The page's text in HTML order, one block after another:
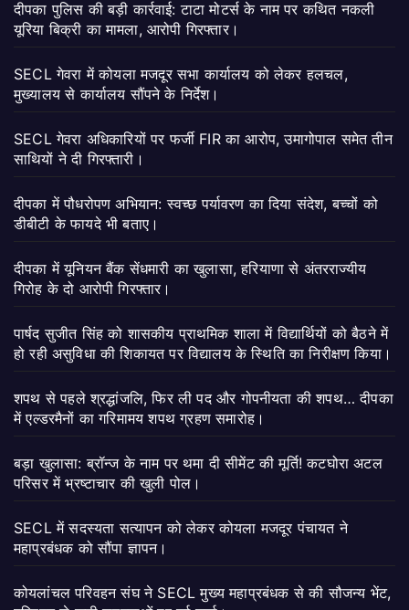
दीपका पुलिस की बड़ी कार्रवाई: टाटा मोटर्स के नाम पर कथित नकली
यूरिया बिक्री का मामला, आरोपी गिरफ्तार।
SECL गेवरा में कोयला मजदूर सभा कार्यालय को लेकर हलचल,
मुख्यालय से कार्यालय सौंपने के निर्देश।
SECL गेवरा अधिकारियों पर फर्जी FIR का आरोप, उमागोपाल समेत तीन
साथियों ने दी गिरफ्तारी।
दीपका में पौधरोपण अभियान: स्वच्छ पर्यावरण का दिया संदेश, बच्चों को
डीबीटी के फायदे भी बताए।
दीपका में यूनियन बैंक सेंधमारी का खुलासा, हरियाणा से अंतरराज्यीय
गिरोह के दो आरोपी गिरफ्तार।
पार्षद सुजीत सिंह को शासकीय प्राथमिक शाला में विद्यार्थियों को बैठने में
हो रही असुविधा की शिकायत पर विद्यालय के स्थिति का निरीक्षण किया।
शपथ से पहले श्रद्धांजलि, फिर ली पद और गोपनीयता की शपथ… दीपका
में एल्डरमैनों का गरिमामय शपथ ग्रहण समारोह।
बड़ा खुलासा: ब्रॉन्ज के नाम पर थमा दी सीमेंट की मूर्ति! कटघोरा अटल
परिसर में भ्रष्टाचार की खुली पोल।
SECL में सदस्यता सत्यापन को लेकर कोयला मजदूर पंचायत ने
महाप्रबंधक को सौंपा ज्ञापन।
कोयलांचल परिवहन संघ ने SECL मुख्य महाप्रबंधक से की सौजन्य भेंट,